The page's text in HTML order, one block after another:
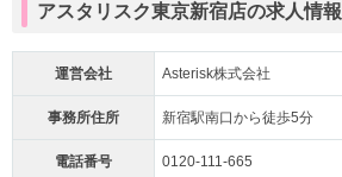
アスタリスク東京新宿店の求人情報
運営会社 Asterisk株式会社
事務所住所 新宿駅南口から徒歩5分
電話番号 0120-111-665